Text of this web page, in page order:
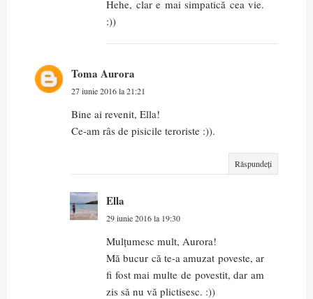
Hehe, clar e mai simpatică cea vie.
:))
Toma Aurora
27 iunie 2016 la 21:21
Bine ai revenit, Ella!
Ce-am râs de pisicile teroriste :)).
Răspundeți
Ella
29 iunie 2016 la 19:30
Mulțumesc mult, Aurora!
Mă bucur că te-a amuzat poveste, ar
fi fost mai multe de povestit, dar am
zis să nu vă plictisesc. :))